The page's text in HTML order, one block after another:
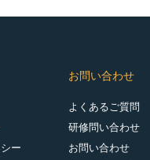
ー
お問い合わせ
よくあるご質問
研修問い合わせ
お問い合わせ